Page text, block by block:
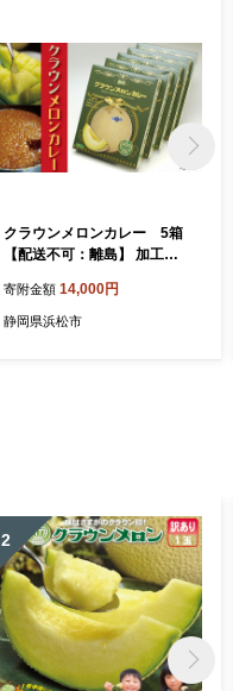
クラウンメロンカレー 5箱
【配送不可：離島】 加工食
ロンカレー
寄附金額 14,000円
静岡県浜松市
2